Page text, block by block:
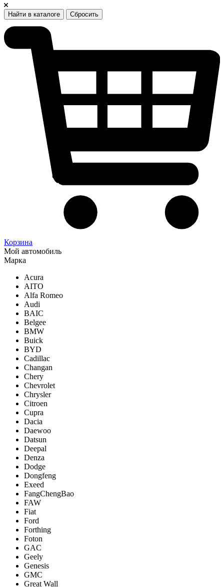
Найти в каталоге Сбросить
Корзина
Мой автомобиль
Марка
Acura
AITO
Alfa Romeo
Audi
BAIC
Belgee
BMW
Buick
BYD
Cadillac
Changan
Chery
Chevrolet
Chrysler
Citroen
Cupra
Dacia
Daewoo
Datsun
Deepal
Denza
Dodge
Dongfeng
Exeed
FangChengBao
FAW
Fiat
Ford
Forthing
Foton
GAC
Geely
Genesis
GMC
Great Wall